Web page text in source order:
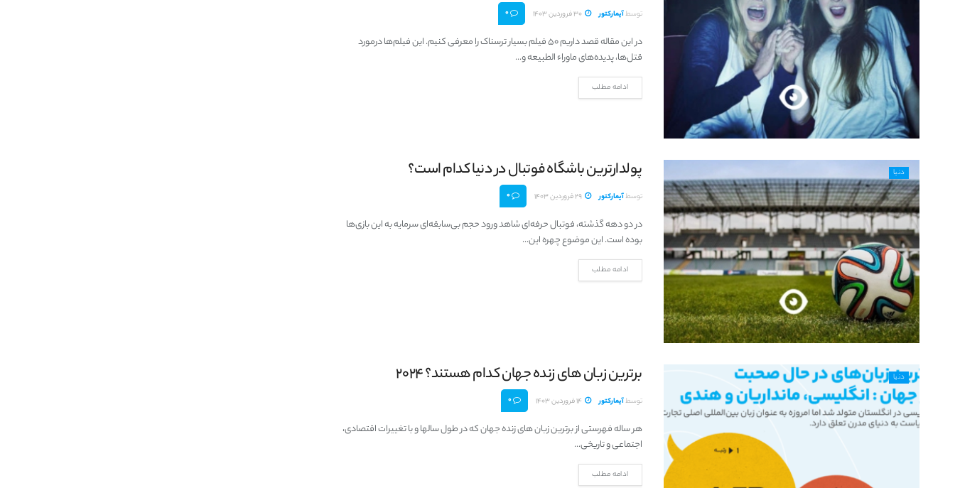
توسطآیمارکتور 0
در این مقاله قصد داریم 50 فیلم بسیار ترسناک را معرفی کنیم. این فیلم‌ها درمورد
قتل‌ها، پدیده‌های ماوراء الطبیعه و...
ادامه مطلب
دنیا پولدارترین باشگاه فوتبال در دنیا کدام است؟
توسطآیمارکتور 0
در دو دهه گذشته، فوتبال حرفه‌ای شاهد ورود حجم بی‌سابقه‌ای سرمایه به این بازی‌ها
بوده است. این موضوع چهره این...
ادامه مطلب
دنیا برترین زبان های زنده جهان کدام هستند؟ 2024
توسطآیمارکتور 0
هر ساله فهرستی از برترین زبان های زنده جهان که در طول سالها و با تغییرات اقتصادی،
اجتماعی و تاریخی...
ادامه مطلب